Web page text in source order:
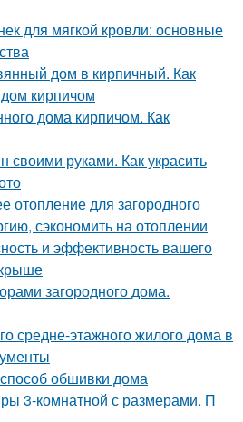
для мягкой кровли: основные
дом в кирпичный. Как
кирпичом
дома кирпичом. Как
своими руками. Как украсить
отопление для загородного
сэкономить на отоплении
и эффективность вашего
загородного дома.
средне-этажного жилого дома в
обшивки дома
3-комнатной с размерами. П